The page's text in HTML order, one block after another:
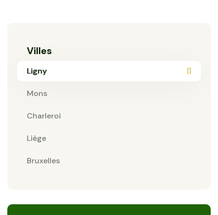
Villes
Ligny
Mons
Charleroi
Liège
Bruxelles